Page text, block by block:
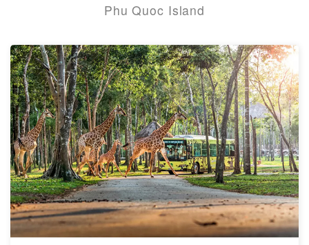
Phu Quoc Island